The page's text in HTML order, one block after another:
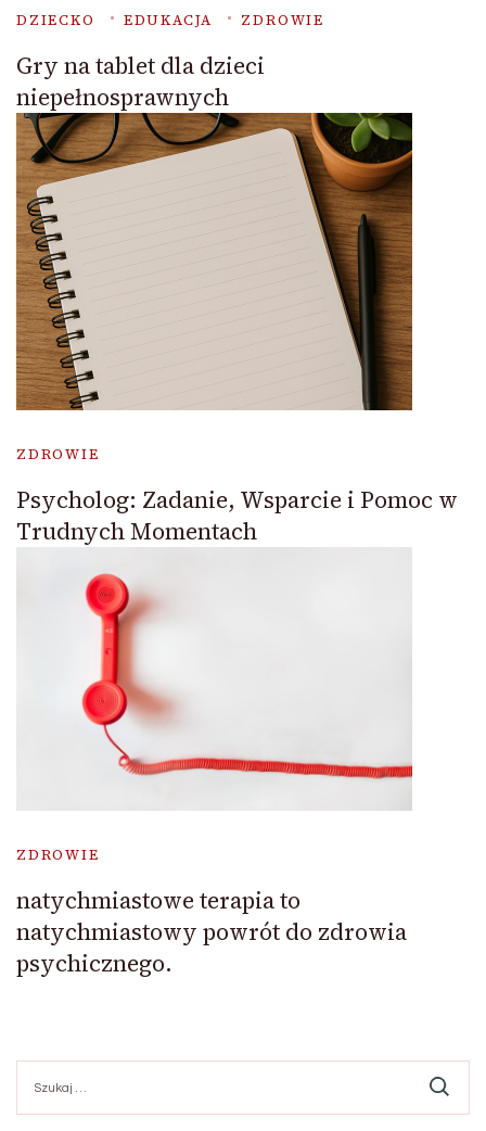
DZIECKO EDUKACJA ZDROWIE
Gry na tablet dla dzieci
niepełnosprawnych
ZDROWIE
Psycholog: Zadanie, Wsparcie i Pomoc w
Trudnych Momentach
ZDROWIE
natychmiastowe terapia to
natychmiastowy powrót do zdrowia
psychicznego.